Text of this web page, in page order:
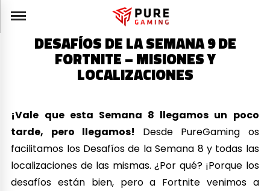
DESAFÍOS DE LA SEMANA 9 DE
FORTNITE – MISIONES Y
LOCALIZACIONES
¡Vale que esta Semana 8 llegamos un poco
tarde, pero llegamos! Desde PureGaming os
facilitamos los Desafíos de la Semana 8 y todas las
localizaciones de las mismas. ¿Por qué? ¡Porque los
desafíos están bien, pero a Fortnite venimos a